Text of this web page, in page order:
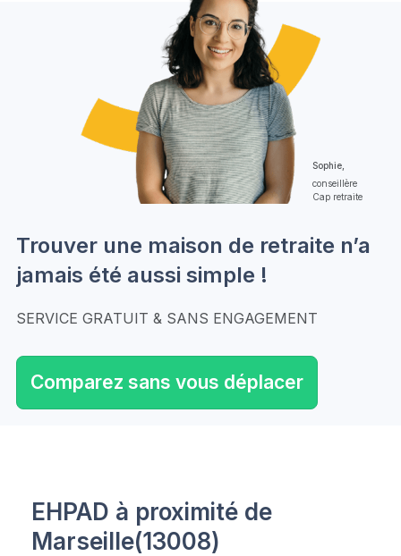
Sophie,
conseillère
Cap retraite
Trouver une maison de retraite n’a
jamais été aussi simple !
SERVICE GRATUIT & SANS ENGAGEMENT
Comparez sans vous déplacer
EHPAD à proximité de
Marseille(13008)